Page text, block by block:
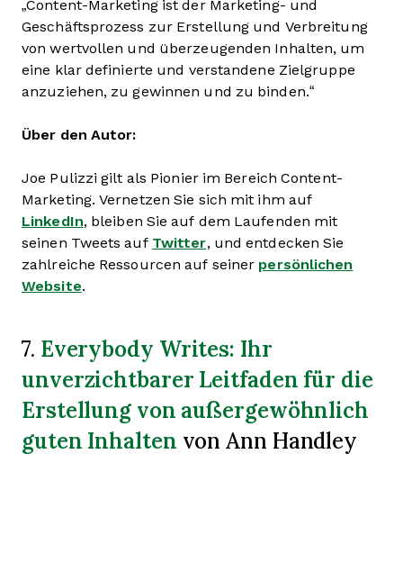
„Content-Marketing ist der Marketing- und
Geschäftsprozess zur Erstellung und Verbreitung
von wertvollen und überzeugenden Inhalten, um
eine klar definierte und verstandene Zielgruppe
anzuziehen, zu gewinnen und zu binden.“
Über den Autor:
Joe Pulizzi gilt als Pionier im Bereich Content-
Marketing. Vernetzen Sie sich mit ihm auf
LinkedIn, bleiben Sie auf dem Laufenden mit
seinen Tweets auf Twitter, und entdecken Sie
zahlreiche Ressourcen auf seiner persönlichen
Website.
7. Everybody Writes: Ihr
unverzichtbarer Leitfaden für die
Erstellung von außergewöhnlich
guten Inhalten von Ann Handley